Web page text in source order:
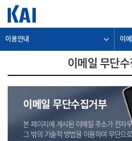
이용안내 이
이메일 무단
이메일 무단수집거부
본 페이지에 게시된 이메일 주소가 전자
그 밖의 기술적 방법을 이용하여 무단으